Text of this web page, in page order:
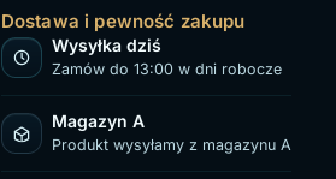
Dostawa i pewność zakupu
Wysyłka dziś
Zamów do 13:00 w dni robocze
Magazyn A
Produkt wysyłamy z magazynu A